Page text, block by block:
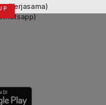
(Kerjasama)